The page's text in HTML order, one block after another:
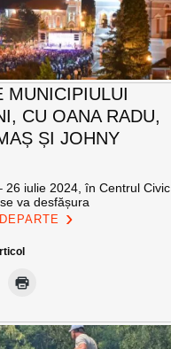
MUNICIPIULUI
CU OANA RADU,
ȘI JOHNY
26 iulie 2024, în Centrul Civic
va desfășura